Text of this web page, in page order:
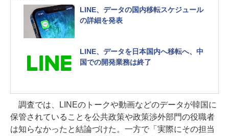
LINE、データの国内移転スケジュール
の詳細を発表
LINE、データを日本国内へ移転へ、中
国での開発業務は終了
調査では、LINEのトークや動画などのデータが韓国に
保管されていることを公共政策や政策渉外部門の役職者
は知らなかったと結論づけた。一方で「実際にその担当